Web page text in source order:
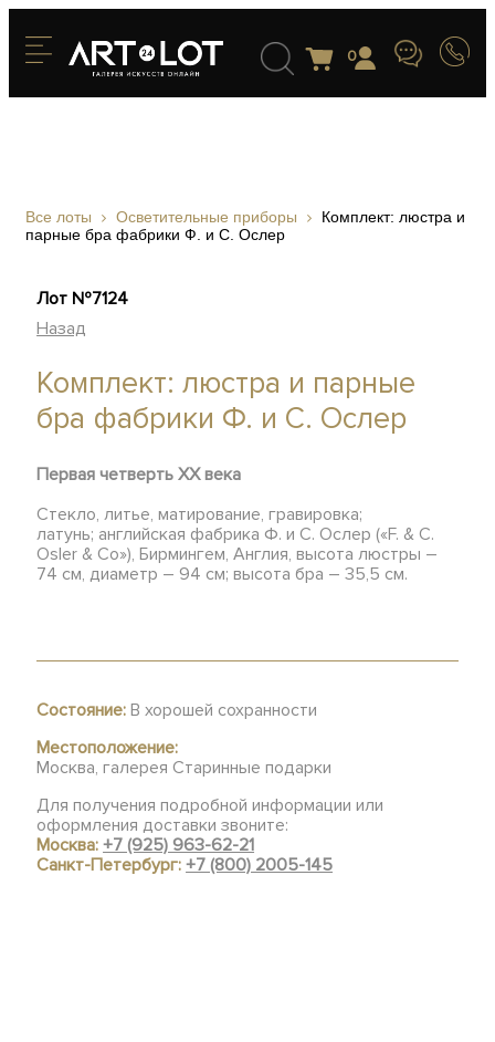
0
Все лоты Осветительные приборы
Комплект: люстра и
парные бра фабрики Ф. и С. Ослер
Лот №7124
Назад
Комплект: люстра и парные
бра фабрики Ф. и С. Ослер
Первая четверть ХХ века
Стекло, литье, матирование, гравировка;
латунь; английская фабрика Ф. и С. Ослер («F. & C.
Osler & Co»), Бирмингем, Англия, высота люстры –
74 см, диаметр – 94 см; высота бра – 35,5 см.
Состояние: В хорошей сохранности
Местоположение:
Москва, галерея Старинные подарки
Для получения подробной информации или
оформления доставки звоните:
Москва:+7 (925) 963-62-21
Санкт-Петербург:+7 (800) 2005-145